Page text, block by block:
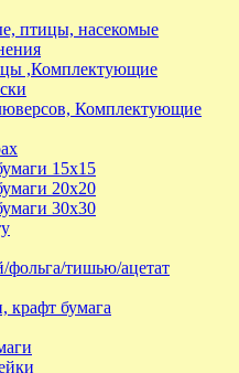
птицы, насекомые
,Комплектующие
Комплектующие
15х15
20х20
30х30
фольга/тишью/ацетат
крафт бумага